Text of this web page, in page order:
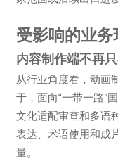
受影响的业
内容制作端不再
从行业角度看，动画
于，面向“一带一路”
文化适配审查和多语
表达、术语使用和成
量。